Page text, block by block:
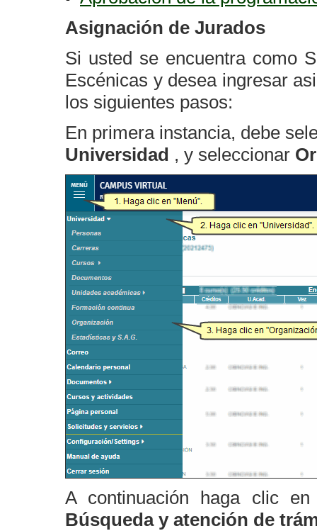
Asignación de Jurados
Si usted se encuentra como
Escénicas y desea ingresar
los siguientes pasos:
En primera instancia, debe
Universidad , y seleccionar
A continuación haga clic
Búsqueda y atención de